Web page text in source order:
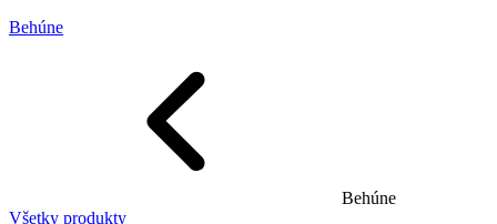
Behúne
Behúne
Všetky produkty